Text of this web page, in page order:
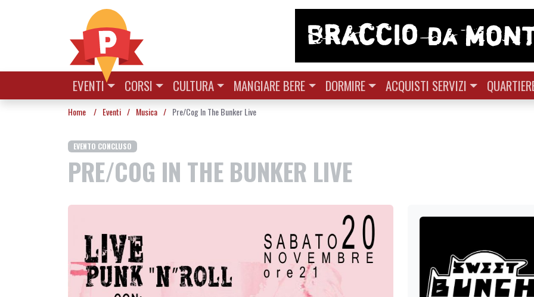
EVENTI CORSI CULTURA MANGIARE BERE DORMIRE ACQUISTI SERVIZI
Home / Eventi / Musica / Pre/Cog In The Bunker Live
EVENTO CONCLUSO
PRE/COG IN THE BUNKER LIVE